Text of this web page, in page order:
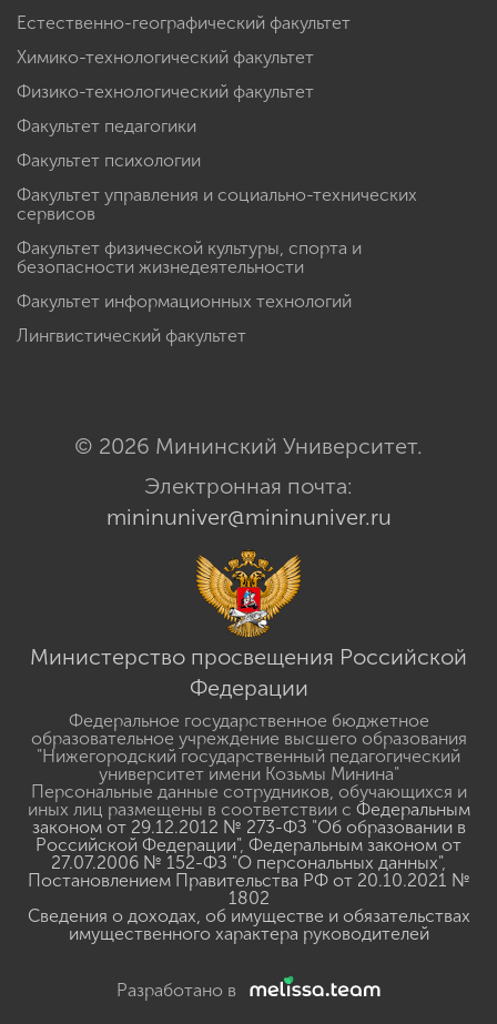
Естественно-географический факультет
Химико-технологический факультет
Физико-технологический факультет
Факультет педагогики
Факультет психологии
Факультет управления и социально-технических
сервисов
Факультет физической культуры, спорта и
безопасности жизнедеятельности
Факультет информационных технологий
Лингвистический факультет
© 2026 Мининский Университет.
Электронная почта:
mininuniver@mininuniver.ru
Министерство просвещения Российской
Федерации
Федеральное государственное бюджетное
образовательное учреждение высшего образования
"Нижегородский государственный педагогический
университет имени Козьмы Минина"
Персональные данные сотрудников, обучающихся и
иных лиц размещены в соответствии с Федеральным
законом от 29.12.2012 № 273-ФЗ "Об образовании в
Российской Федерации", Федеральным законом от
27.07.2006 № 152-ФЗ "О персональных данных",
Постановлением Правительства РФ от 20.10.2021 №
1802
Сведения о доходах, об имуществе и обязательствах
имущественного характера руководителей
Разработано в